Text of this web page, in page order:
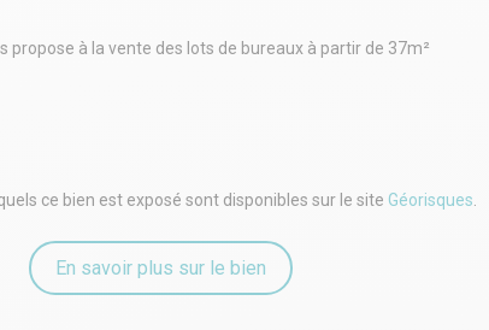
propose à la vente des lots de bureaux à partir de 37m²
ce bien est exposé sont disponibles sur le site Géorisques.
En savoir plus sur le bien